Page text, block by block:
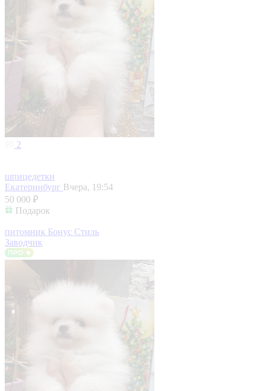
2
шпицедетки
Екатеринбург Вчера, 19:54
50 000 ₽
Подарок
питомник Бонус Стиль
Заводчик